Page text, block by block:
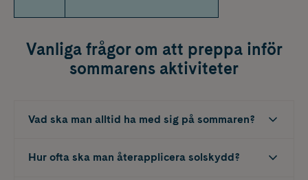
Vanliga frågor om att preppa inför
sommarens aktiviteter
Vad ska man alltid ha med sig på sommaren?
Hur ofta ska man återapplicera solskydd?